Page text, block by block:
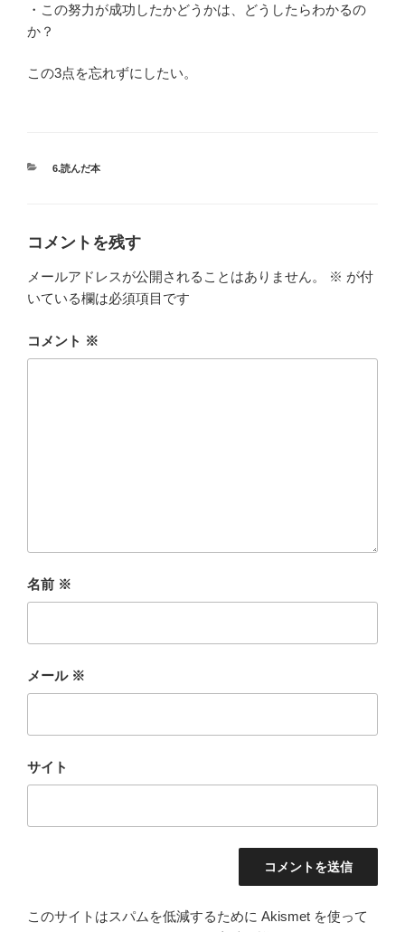
・この努力が成功したかどうかは、どうしたらわかるの
か？
この3点を忘れずにしたい。
カ
6.読んだ本
コメントを残す
メールアドレスが公開されることはありません。 ※ が付
いている欄は必須項目です
コメント ※
名前 ※
メール ※
サイト
このサイトはスパムを低減するために Akismet を使って